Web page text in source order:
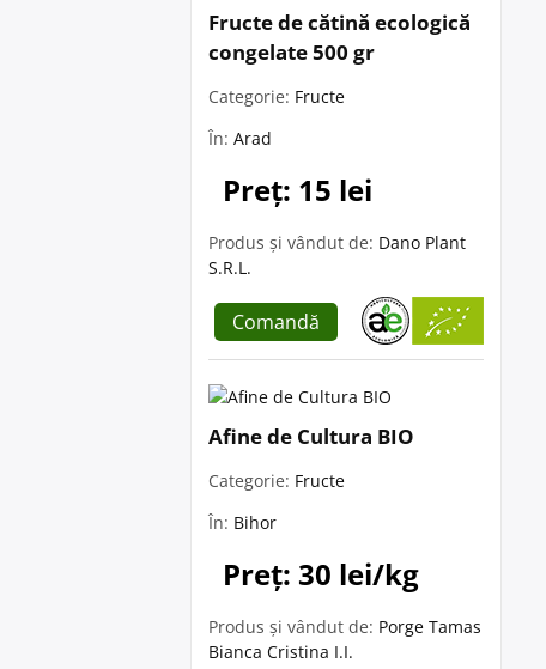
Fructe de cătină ecologică
congelate 500 gr
Categorie: Fructe
În: Arad
Preț: 15 lei
Produs și vândut de: Dano Plant
S.R.L.
Comandă
Afine de Cultura BIO
Categorie: Fructe
În: Bihor
Preț: 30 lei/kg
Produs și vândut de: Porge Tamas
Bianca Cristina I.I.